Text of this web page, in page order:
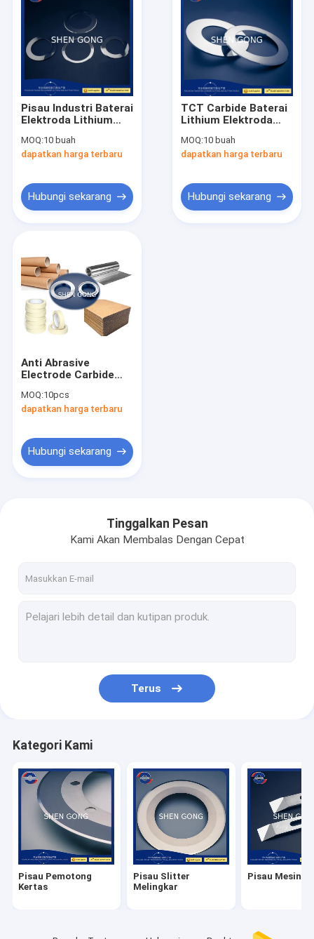
Produk
Tentang kami
Tur Pabrik
kasus
Pisau Slitter Melingkar
Pisau Cukur Karbida
Alat Pemotong Cermet
Pisau Industri Baterai
Pisau Slitter Logam
Pisau Industri Baterai
Elektroda Lithium
menggorok melingkar
MOQ:10 buah
dapatkan harga terbaru
Hubungi sekarang
TCT Carbide Baterai
Lithium Elektroda
OD100 OD110 OD130
MOQ:10 buah
dapatkan harga terbaru
Hubungi sekarang
Anti Abrasive
Electrode Carbide
Toleransi 0,002mm
MOQ:10pcs
dapatkan harga terbaru
Hubungi sekarang
Tinggalkan Pesan
Kami Akan Membalas Dengan Cepat
Terus
Kategori Kami
Pisau Pemotong
Kertas
Pisau Slitter
Melingkar
Pisau Mesin